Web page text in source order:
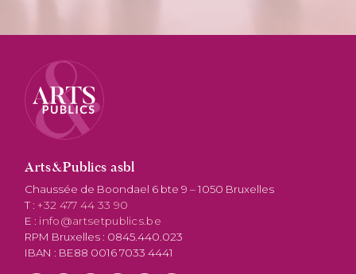
Arts&Publics asbl
Chaussée de Boondael 6 bte 9 – 1050 Bruxelles
T :+32 477 44 33 90
E : info@artsetpublics.be
RPM Bruxelles : 0845.440.023
IBAN : BE88 0016 7033 4441